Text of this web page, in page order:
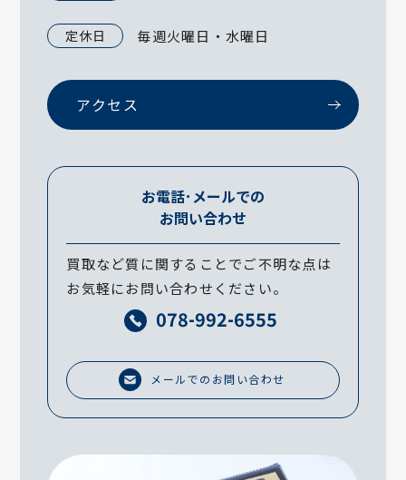
定休日 毎週火曜日・水曜日
アクセス
お電話･メールでの
お問い合わせ
買取など質に関することでご不明な点は
お気軽にお問い合わせください。
078-992-6555
メールでのお問い合わせ